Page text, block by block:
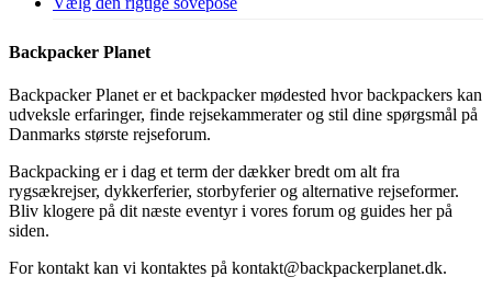
Backpacker Planet
Backpacker Planet er et backpacker mødested hvor backpackers kan
udveksle erfaringer, finde rejsekammerater og stil dine spørgsmål på
Danmarks største rejseforum.
Backpacking er i dag et term der dækker bredt om alt fra
rygsækrejser, dykkerferier, storbyferier og alternative rejseformer.
Bliv klogere på dit næste eventyr i vores forum og guides her på
siden.
For kontakt kan vi kontaktes på kontakt@backpackerplanet.dk.